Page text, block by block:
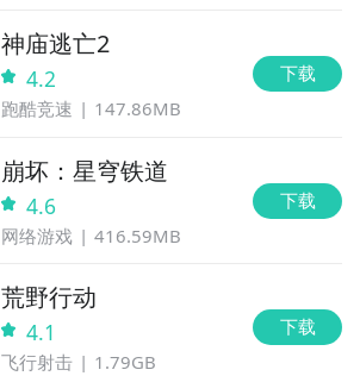
神庙逃亡2
4.2
跑酷竞速 147.86MB
下载
崩坏：星穹铁道
4.6
网络游戏 416.59MB
下载
荒野行动
4.1
飞行射击 1.79GB
下载